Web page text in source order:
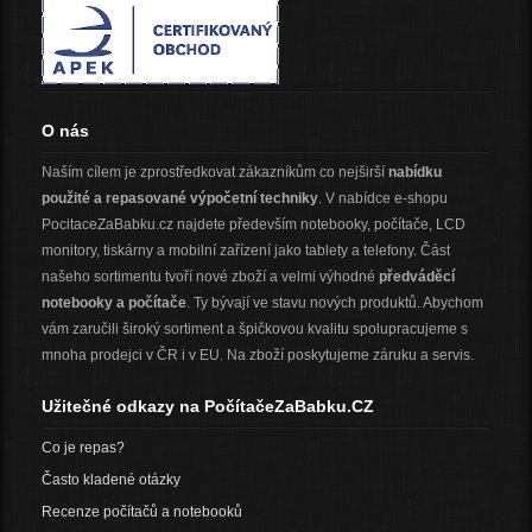
O nás
Naším cílem je zprostředkovat zákazníkům co nejširší nabídku
použité a repasované výpočetní techniky. V nabídce e-shopu
PocitaceZaBabku.cz najdete především notebooky, počítače, LCD
monitory, tiskárny a mobilní zařízení jako tablety a telefony. Část
našeho sortimentu tvoří nové zboží a velmi výhodné předváděcí
notebooky a počítače. Ty bývají ve stavu nových produktů. Abychom
vám zaručili široký sortiment a špičkovou kvalitu spolupracujeme s
mnoha prodejci v ČR i v EU. Na zboží poskytujeme záruku a servis.
Užitečné odkazy na PočítačeZaBabku.CZ
Co je repas?
Často kladené otázky
Recenze počítačů a notebooků